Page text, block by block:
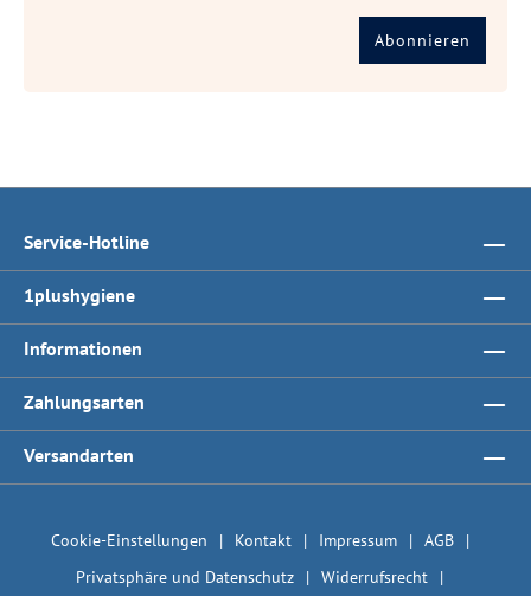
Abonnieren
Service-Hotline
1plushygiene
Informationen
Zahlungsarten
Versandarten
Cookie-Einstellungen Kontakt Impressum
AGB
Privatsphäre und Datenschutz
Widerrufsrecht